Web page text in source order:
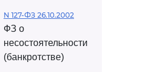
N 127-ФЗ 26.10.2002
ФЗ о
несостоятельности
(банкротстве)